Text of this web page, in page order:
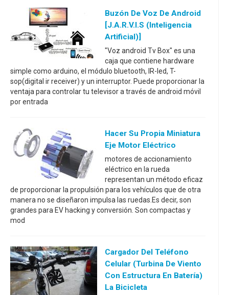
Buzón De Voz De Android
[J.A.R.V.I.S (Inteligencia
Artificial)]
"Voz android Tv Box" es una
caja que contiene hardware
simple como arduino, el módulo bluetooth, IR-led, T-
sop(digital ir receiver) y un interruptor. Puede proporcionar la
ventaja para controlar tu televisor a través de android móvil
por entrada
Hacer Su Propia Miniatura
Eje Motor Eléctrico
motores de accionamiento
eléctrico en la rueda
representan un método eficaz
de proporcionar la propulsión para los vehículos que de otra
manera no se diseñaron impulsa las ruedas.Es decir, son
grandes para EV hacking y conversión. Son compactas y
mod
Cargador Del Teléfono
Celular (turbina De Viento
Con Estructura En Batería)
La Bicicleta